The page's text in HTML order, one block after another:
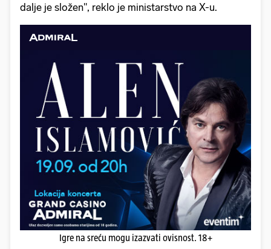
dalje je složen", reklo je ministarstvo na X-u.
Igre na sreću mogu izazvati ovisnost. 18+